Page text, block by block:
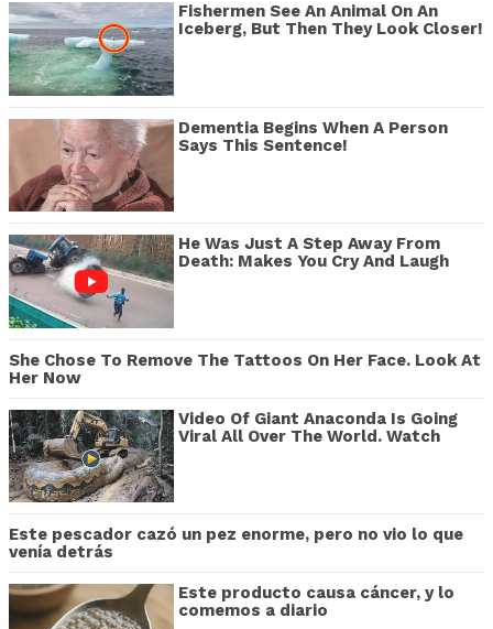
Fishermen See An Animal On An
Iceberg, But Then They Look Closer!
Dementia Begins When A Person
Says This Sentence!
He Was Just A Step Away From
Death: Makes You Cry And Laugh
She Chose To Remove The Tattoos On Her Face. Look At
Her Now
Video Of Giant Anaconda Is Going
Viral All Over The World. Watch
Este pescador cazó un pez enorme, pero no vio lo que
venía detrás
Este producto causa cáncer, y lo
comemos a diario